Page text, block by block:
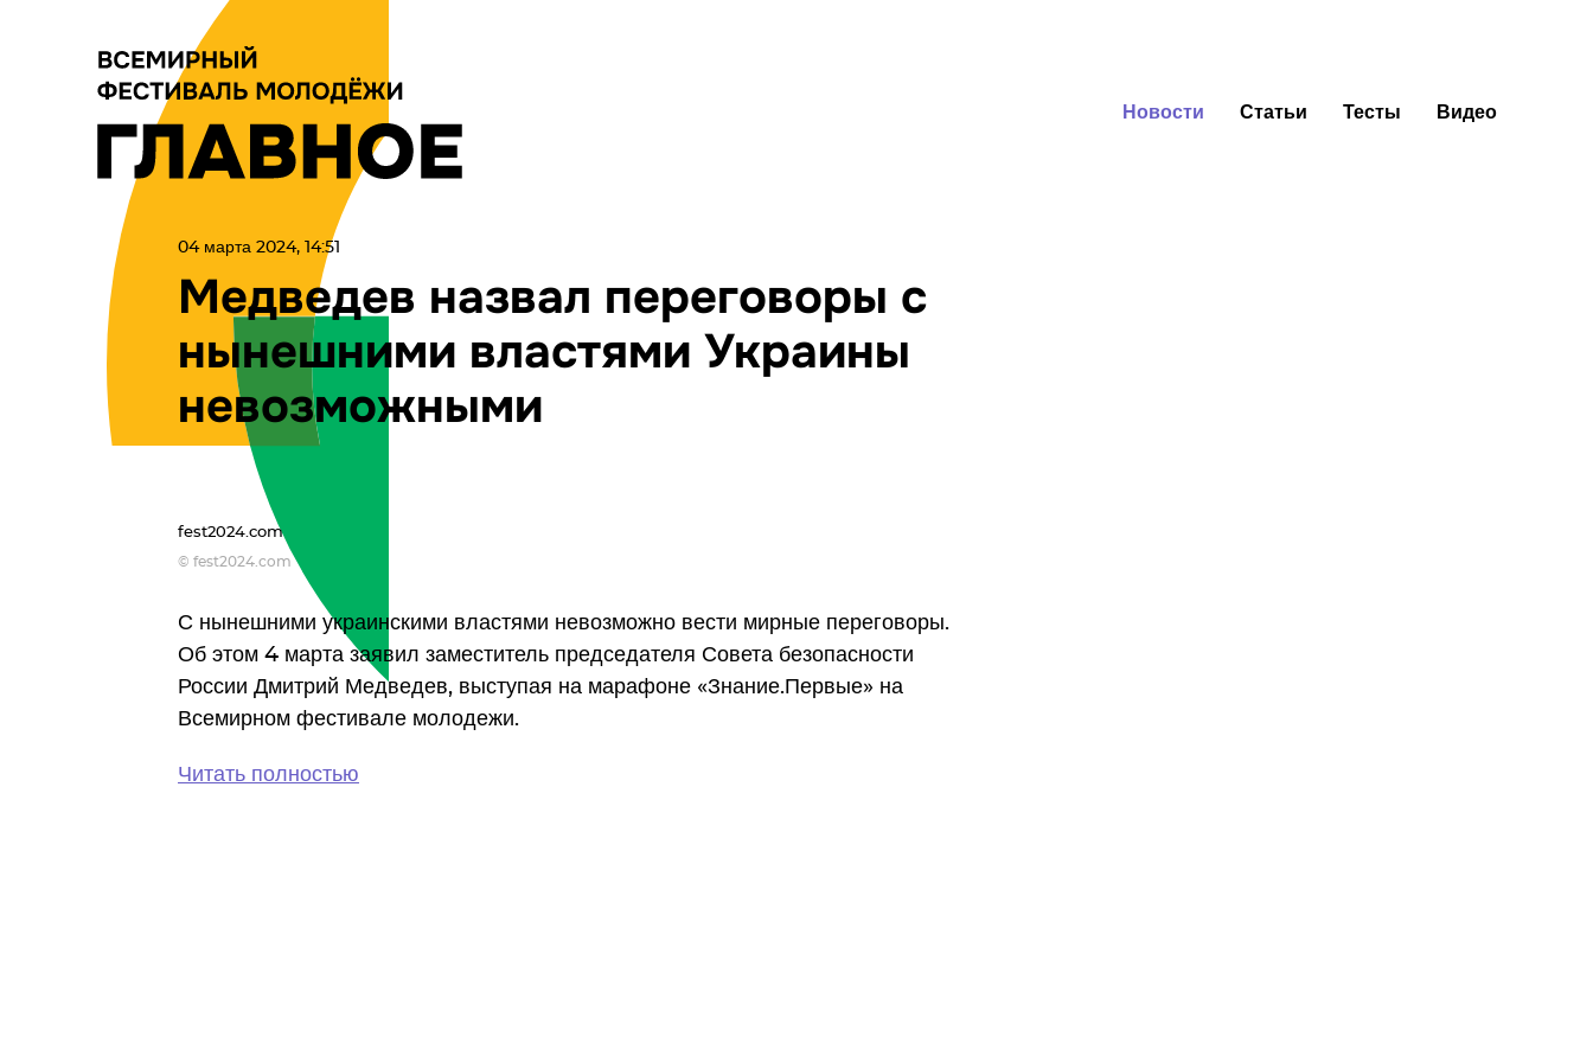
Новости Статьи Тесты Видео
04 марта 2024, 14:51
Медведев назвал переговоры с
нынешними властями Украины
невозможными
fest2024.com
© fest2024.com
С нынешними украинскими властями невозможно вести мирные переговоры.
Об этом 4 марта заявил заместитель председателя Совета безопасности
России Дмитрий Медведев, выступая на марафоне «Знание.Первые» на
Всемирном фестивале молодежи.
Читать полностью